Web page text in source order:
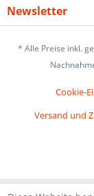
Newsletter
* Alle Preise inkl.
Cookie-
Versand und